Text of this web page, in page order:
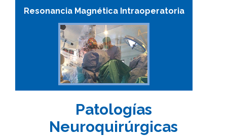
Resonancia Magnética Intraoperatoria
Patologías
Neuroquirúrgicas